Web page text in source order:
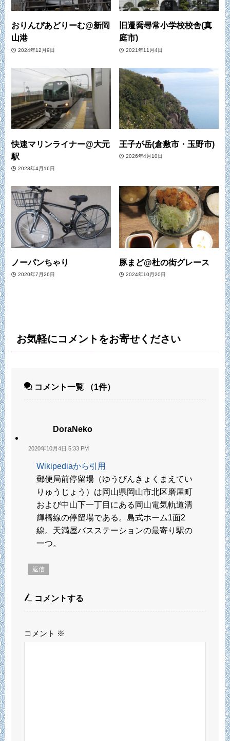
おりんぴあどりーむ@新岡
山港
2024年12月9日
旧遷喬尋常小学校校舎(真
庭市)
2021年11月4日
快速マリンライナー@大元
駅
2023年4月16日
王子が岳(倉敷市・玉野市)
2026年4月10日
ノーパンちゃり
2020年7月26日
豚まど@杜の街グレース
2024年10月20日
お気軽にコメントをお寄せください
コメント一覧 （1件）
DoraNeko
2020年10月4日 5:33 PM
Wikipediaから引用
郵便局前停留場（ゆうびんきょくまえてい
りゅうじょう）は岡山県岡山市北区磨屋町
および中山下一丁目にある岡山電気軌道清
輝橋線の停留場である。島式ホーム1面2
線。天満屋バスステーションの最寄り駅の
一つ。
返信
コメントする
コメント ※